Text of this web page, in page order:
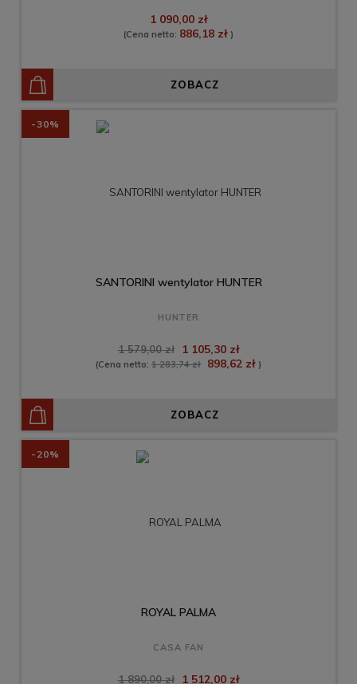
1 090,00 zł
(Cena netto: 886,18 zł )
ZOBACZ
SANTORINI wentylator HUNTER
HUNTER
1 579,00 zł 1 105,30 zł
(Cena netto: 1 283,74 zł 898,62 zł )
ZOBACZ
-30%
ROYAL PALMA
CASA FAN
1 890,00 zł 1 512,00 zł
-20%